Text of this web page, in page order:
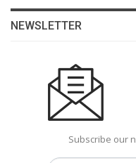
NEWSLETTER
Subscribe our